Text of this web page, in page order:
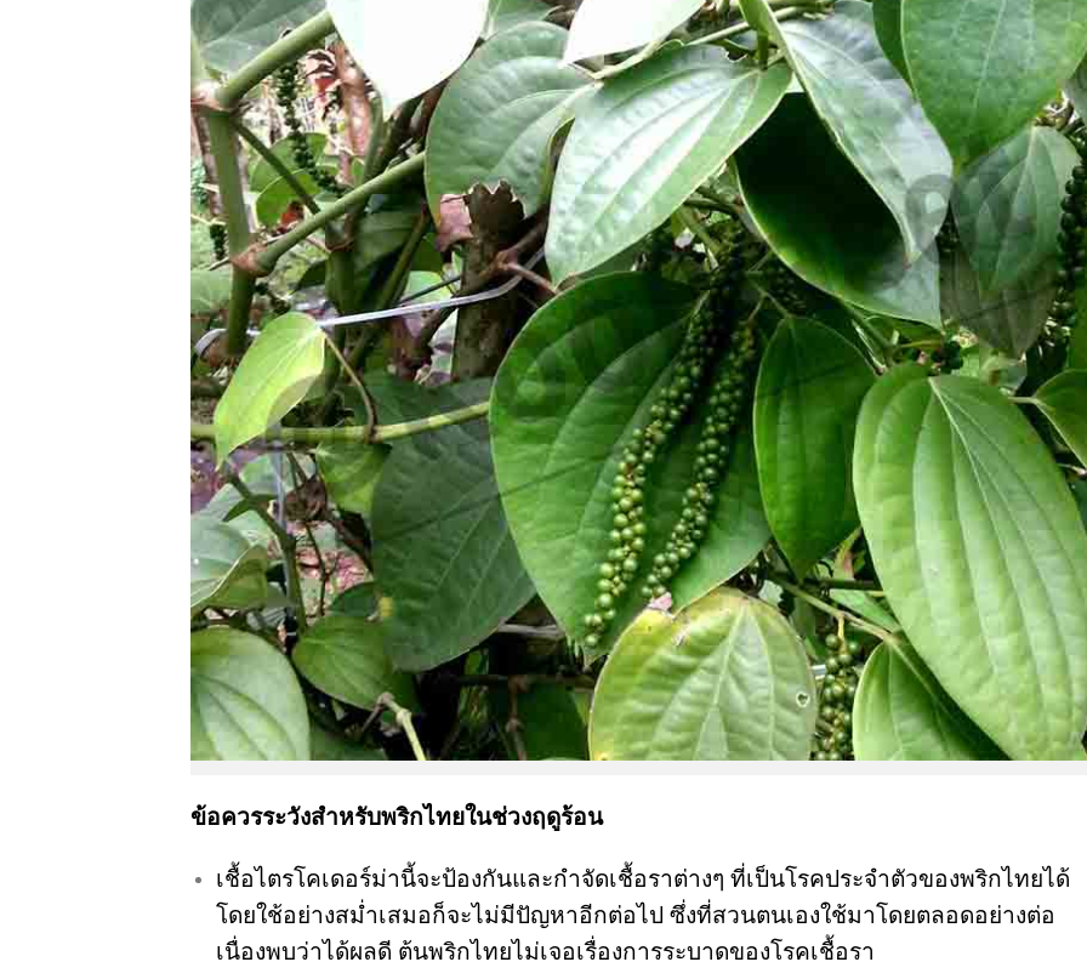
ข้อควรระวังสำหรับพริกไทยในช่วงฤดูร้อน
เชื้อไตรโคเดอร์ม่านี้จะป้องกันและกำจัดเชื้อราต่างๆ ที่เป็นโรคประจำตัวของพริกไทยได้
โดยใช้อย่างสม่ำเสมอก็จะไม่มีปัญหาอีกต่อไป ซึ่งที่สวนตนเองใช้มาโดยตลอดอย่างต่อ
เนื่องพบว่าได้ผลดี ต้นพริกไทยไม่เจอเรื่องการระบาดของโรคเชื้อรา